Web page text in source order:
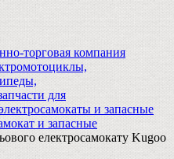
торговая компания
для
и запасные
и запасные
електросамокату Kugoo